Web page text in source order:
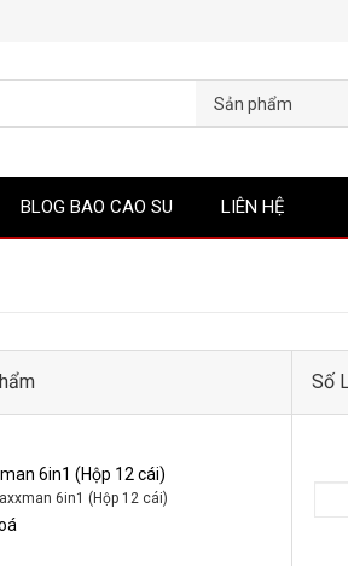
Sản phẩm
BLOG BAO CAO SU LIÊN HỆ
Số
6in1 (Hộp 12 cái)
6in1 (Hộp 12 cái)